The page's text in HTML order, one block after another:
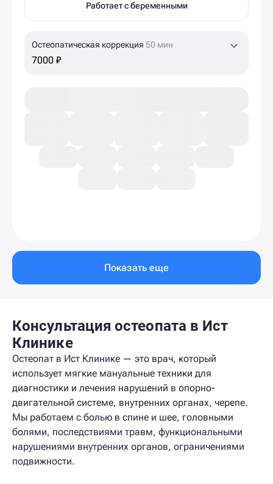
Работает с беременными
Остеопатическая коррекция 50 мин
7000 ₽
Показать еще
Консультация остеопата в Ист
Клинике
Остеопат в Ист Клинике — это врач, который
использует мягкие мануальные техники для
диагностики и лечения нарушений в опорно-
двигательной системе, внутренних органах, черепе.
Мы работаем с болью в спине и шее, головными
болями, последствиями травм, функциональными
нарушениями внутренних органов, ограничениями
подвижности.